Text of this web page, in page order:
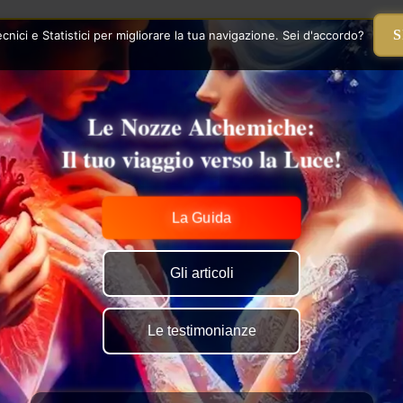
Le Nozze Alchemiche:
Il tuo viaggio verso la Luce!
La Guida
Gli articoli
Le testimonianze
e Statistici per migliorare la tua navigazione. Sei d'accordo?